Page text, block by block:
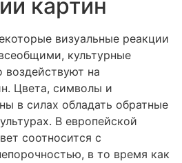
картин
визуальные реакции
культурные
воздействуют на
Цвета, символы и
в силах обладать обратные
В европейской
соотносится с
в то время как